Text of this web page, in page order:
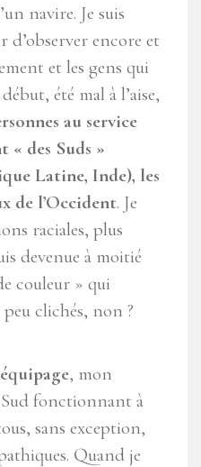
navire. Je suis
d’observer encore et
et les gens qui
été mal à l’aise,
au service
« des Suds »
Latine, Inde), les
de l’Occident. Je
raciales, plus
devenue à moitié
couleur » qui
clichés, non ?
, mon
fonctionnant à
sans exception,
Quand je